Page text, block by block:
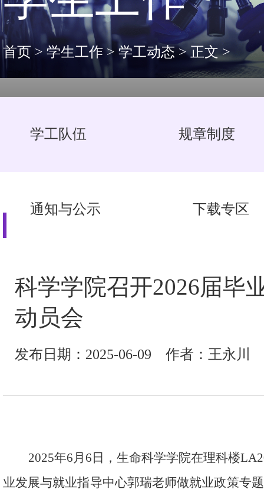
首页> 学生工作>学工动态>正文>
学工队伍 规章制度
通知与公示 下载专区
科学学院召开2026届毕
动员会
发布日期：2025-06-09 作者：王永川
2025年6 月 6 日，生命科学学院在理科楼
业发展与就业指导中心郭瑞老师做就业政策专